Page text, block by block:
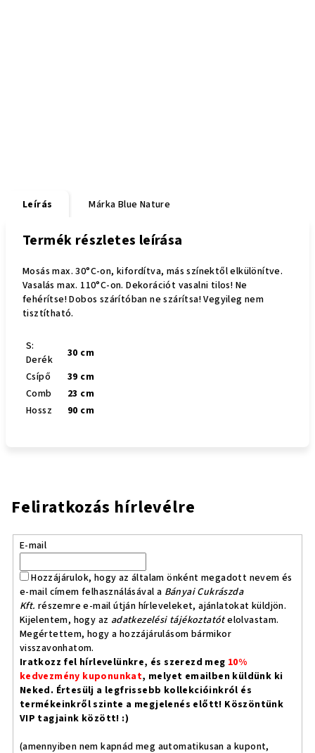
Leírás Márka Blue Nature
Termék részletes leírása
Mosás max. 30°C-on, kifordítva, más színektől elkülönítve.
Vasalás max. 110°C-on. Dekorációt vasalni tilos! Ne
fehérítse! Dobos szárítóban ne szárítsa! Vegyileg nem
tisztítható.
S:
Derék
30 cm
Csípő
39 cm
Comb
23 cm
Hossz
90 cm
Feliratkozás hírlevélre
E-mail
Hozzájárulok, hogy az általam önként megadott nevem és
e-mail címem felhasználásával a Bányai Cukrászda
Kft. részemre e-mail útján hírleveleket, ajánlatokat küldjön.
Kijelentem, hogy az adatkezelési tájékoztatótelolvastam.
Megértettem, hogy a hozzájárulásom bármikor
visszavonhatom.
Iratkozz fel hírlevelünkre, és szerezd meg 10%
kedvezmény kuponunkat, melyet emailben küldünk ki
Neked. Értesülj a legfrissebb kollekcióinkról és
termékeinkről szinte a megjelenés előtt! Köszöntünk
VIP tagjaink között! :)
(amennyiben nem kapnád meg automatikusan a kupont,